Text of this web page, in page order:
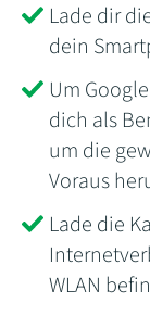
Lade dir
dein
Um
dich als
um die
Voraus
Lade die
WLAN